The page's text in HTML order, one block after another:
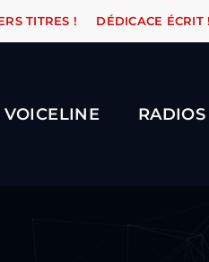
ORANGE ROAD QUI
TITRES ! DÉDICACE ÉCRIT !
VOICELINE RADIOS